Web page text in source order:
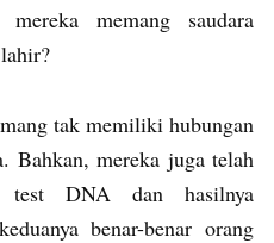
memang saudara
tak memiliki hubungan
Bahkan, mereka juga telah
test DNA dan hasilnya
benar-benar orang